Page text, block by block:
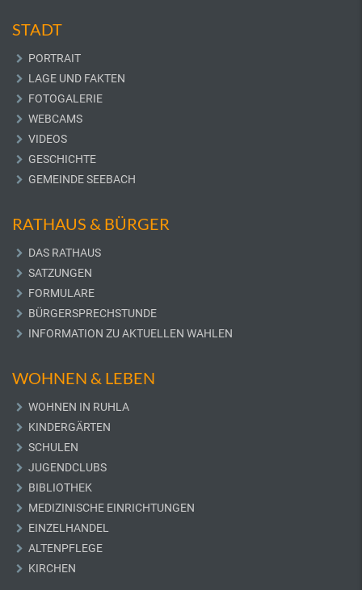
STADT
PORTRAIT
LAGE UND FAKTEN
FOTOGALERIE
WEBCAMS
VIDEOS
GESCHICHTE
GEMEINDE SEEBACH
RATHAUS & BÜRGER
DAS RATHAUS
SATZUNGEN
FORMULARE
BÜRGERSPRECHSTUNDE
INFORMATION ZU AKTUELLEN WAHLEN
WOHNEN & LEBEN
WOHNEN IN RUHLA
KINDERGÄRTEN
SCHULEN
JUGENDCLUBS
BIBLIOTHEK
MEDIZINISCHE EINRICHTUNGEN
EINZELHANDEL
ALTENPFLEGE
KIRCHEN